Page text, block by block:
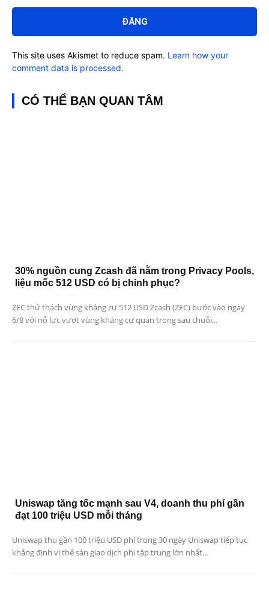
luận:
This site uses Akismet to reduce spam. Learn how your
comment data is processed.
CÓ THỂ BẠN QUAN TÂM
30% nguồn cung Zcash đã nằm trong Privacy Pools,
liệu mốc 512 USD có bị chinh phục?
ZEC thử thách vùng kháng cự 512 USD Zcash (ZEC) bước vào ngày
6/8 với nỗ lực vượt vùng kháng cự quan trọng sau chuỗi...
Uniswap tăng tốc mạnh sau V4, doanh thu phí gần
đạt 100 triệu USD mỗi tháng
Uniswap thu gần 100 triệu USD phí trong 30 ngày Uniswap tiếp tục
khẳng định vị thế sàn giao dịch phi tập trung lớn nhất...